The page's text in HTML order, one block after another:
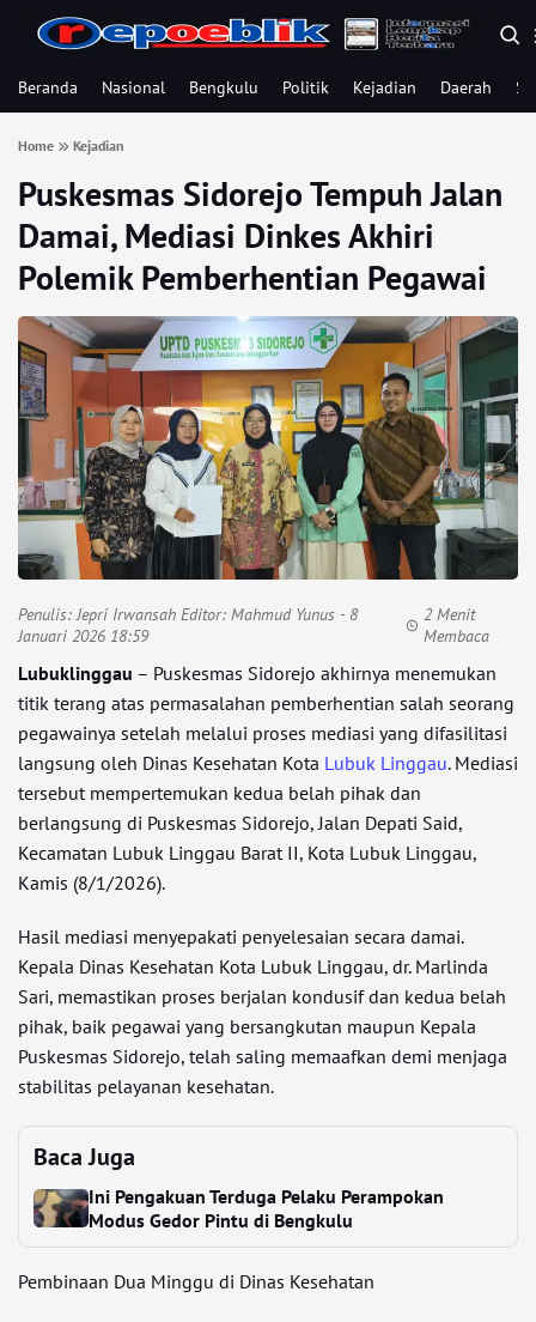
Beranda Nasional Bengkulu Politik Kejadian Daerah
Home Kejadian
Puskesmas Sidorejo Tempuh Jalan
Damai, Mediasi Dinkes Akhiri
Polemik Pemberhentian Pegawai
Penulis:Jepri Irwansah Editor: Mahmud Yunus - 8
Januari 2026 18:59
2 Menit
Membaca
Lubuklinggau – Puskesmas Sidorejo akhirnya menemukan
titik terang atas permasalahan pemberhentian salah seorang
pegawainya setelah melalui proses mediasi yang difasilitasi
langsung oleh Dinas Kesehatan Kota Lubuk Linggau. Mediasi
tersebut mempertemukan kedua belah pihak dan
berlangsung di Puskesmas Sidorejo, Jalan Depati Said,
Kecamatan Lubuk Linggau Barat II, Kota Lubuk Linggau,
Kamis (8/1/2026).
Hasil mediasi menyepakati penyelesaian secara damai.
Kepala Dinas Kesehatan Kota Lubuk Linggau, dr. Marlinda
Sari, memastikan proses berjalan kondusif dan kedua belah
pihak, baik pegawai yang bersangkutan maupun Kepala
Puskesmas Sidorejo, telah saling memaafkan demi menjaga
stabilitas pelayanan kesehatan.
Baca Juga
Ini Pengakuan Terduga Pelaku Perampokan
Modus Gedor Pintu di Bengkulu
Pembinaan Dua Minggu di Dinas Kesehatan